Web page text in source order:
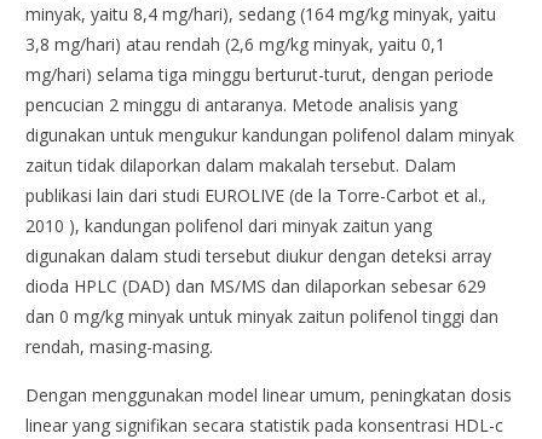
minyak, yaitu 8,4 mg/hari), sedang (164 mg/kg minyak, yaitu
3,8 mg/hari) atau rendah (2,6 mg/kg minyak, yaitu 0,1
mg/hari) selama tiga minggu berturut-turut, dengan periode
pencucian 2 minggu di antaranya. Metode analisis yang
digunakan untuk mengukur kandungan polifenol dalam minyak
zaitun tidak dilaporkan dalam makalah tersebut. Dalam
publikasi lain dari studi EUROLIVE (de la Torre-Carbot et al.,
2010 ), kandungan polifenol dari minyak zaitun yang
digunakan dalam studi tersebut diukur dengan deteksi array
dioda HPLC (DAD) dan MS/MS dan dilaporkan sebesar 629
dan 0 mg/kg minyak untuk minyak zaitun polifenol tinggi dan
rendah, masing-masing.
Dengan menggunakan model linear umum, peningkatan dosis
linear yang signifikan secara statistik pada konsentrasi HDL-c